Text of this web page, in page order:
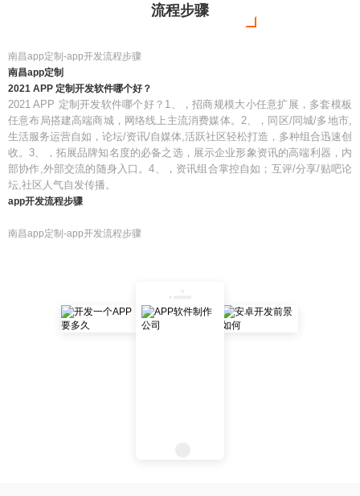
流程步骤
南昌app定制-app开发流程步骤
南昌app定制
2021 APP 定制开发软件哪个好？
2021 APP 定制开发软件哪个好？1、，招商规模大小任意扩展，多套模板
任意布局搭建高端商城，网络线上主流消费媒体。2、，同区/同城/多地市,
生活服务运营自如，论坛/资讯/自媒体,活跃社区轻松打造，多种组合迅速创
收。3、，拓展品牌知名度的必备之选，展示企业形象资讯的高端利器，内
部协作,外部交流的随身入口。4、，资讯组合掌控自如；互评/分享/贴吧论
坛,社区人气自发传播。
app开发流程步骤
南昌app定制-app开发流程步骤